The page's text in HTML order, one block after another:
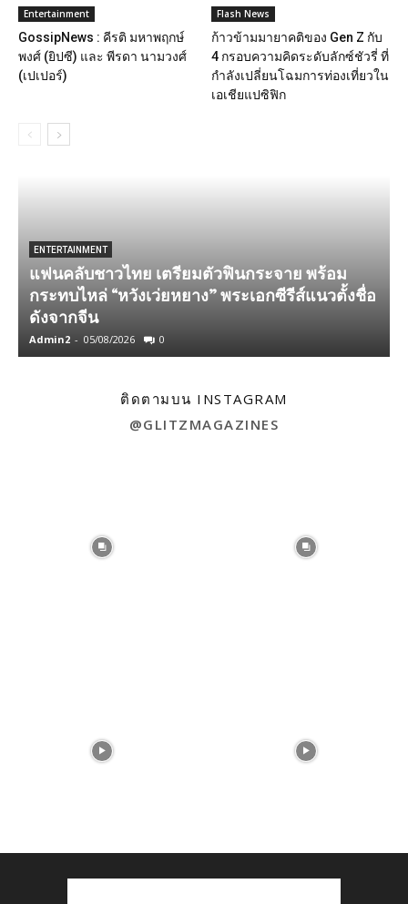
Entertainment
GossipNews : คีรติ มหาพฤกษ์
พงศ์ (ยิปซี) และ พีรดา นามวงศ์
(เปเปอร์)
Flash News
ก้าวข้ามมายาคติของ Gen Z กับ
4 กรอบความคิดระดับลักซ์ชัวรี่ ที่
กำลังเปลี่ยนโฉมการท่องเที่ยวใน
เอเชียแปซิฟิก
ENTERTAINMENT
แฟนคลับชาวไทย เตรียมตัวฟินกระจาย พร้อม
กระทบไหล่ “หวังเว่ยหยาง” พระเอกซีรีส์แนวตั้งชื่อ
ดังจากจีน
Admin2 - 05/08/2026 0
ติดตามบน INSTAGRAM
@GLITZMAGAZINES